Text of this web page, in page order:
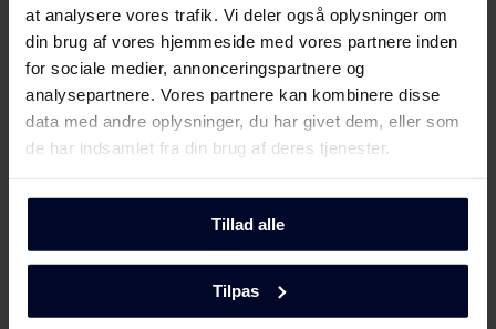
at analysere vores trafik. Vi deler også oplysninger om
din brug af vores hjemmeside med vores partnere inden
for sociale medier, annonceringspartnere og
analysepartnere. Vores partnere kan kombinere disse
data med andre oplysninger, du har givet dem, eller som
de har indsamlet fra din brug af deres tjenester.
Tillad alle
Tilpas
Sikkerhedsoplysninger og
advarsler (SV)
Download
Sikkerhedsoplysninger og
advarsler (EN)
Download
Betjeningsvejledninger
(EN,DK,FI,SV,NO)
Produktbillede VS 54586-90 B/1
...fordi vi fokuserer på kvalitet og holdbarhed ved at
udvikle miljøvenlige og funktionelle